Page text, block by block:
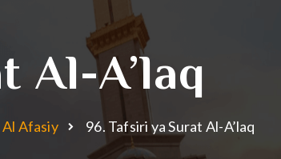
Al-A’laq
Afasiy 96. Tafsiri ya Surat Al-A’laq